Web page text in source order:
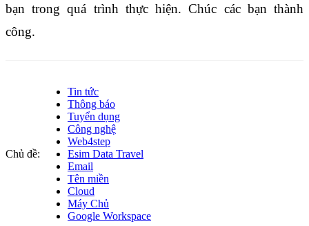
bạn trong quá trình thực hiện. Chúc các bạn thành
công.
Chủ đề:
Tin tức
Thông báo
Tuyển dụng
Công nghệ
Web4step
Esim Data Travel
Email
Tên miền
Cloud
Máy Chủ
Google Workspace